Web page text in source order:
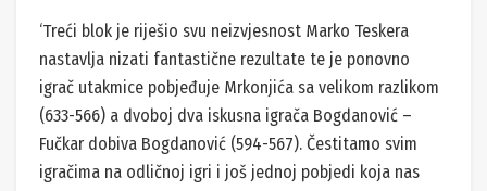
‘Treći blok je riješio svu neizvjesnost Marko Teskera
nastavlja nizati fantastične rezultate te je ponovno
igrač utakmice pobjeđuje Mrkonjića sa velikom razlikom
(633-566) a dvoboj dva iskusna igrača Bogdanović –
Fučkar dobiva Bogdanović (594-567). Čestitamo svim
igračima na odličnoj igri i još jednoj pobjedi koja nas